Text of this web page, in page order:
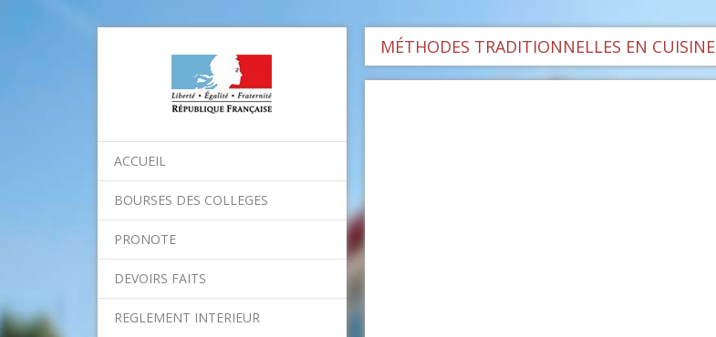
ACCUEIL
BOURSES DES COLLEGES
PRONOTE
DEVOIRS FAITS
REGLEMENT INTERIEUR
MÉTHODES TRADITIONNELLES EN CUISINE